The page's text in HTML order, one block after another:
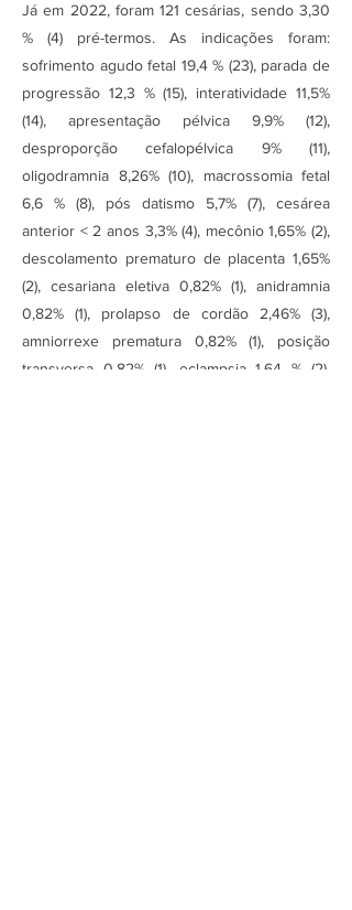
Já em 2022, foram 121 cesárias, sendo 3,30
% (4) pré-termos. As indicações foram:
sofrimento agudo fetal 19,4 % (23), parada de
progressão 12,3 % (15), interatividade 11,5%
(14), apresentação pélvica 9,9% (12),
desproporção cefalopélvica 9% (11),
oligodramnia 8,26% (10), macrossomia fetal
6,6 % (8), pós datismo 5,7% (7), cesárea
anterior < 2 anos 3,3% (4), mecônio 1,65% (2),
descolamento prematuro de placenta 1,65%
(2), cesariana eletiva 0,82% (1), anidramnia
0,82% (1), prolapso de cordão 2,46% (3),
amniorrexe prematura 0,82% (1), posição
transversa 0,82% (1), eclampsia 1,64 % (2),